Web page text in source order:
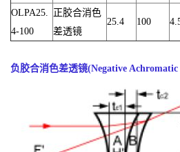
OLPA25.
4-100
正胶合消色
差透镜
25.4 100
负胶合消色差透镜(Negative Achromatic